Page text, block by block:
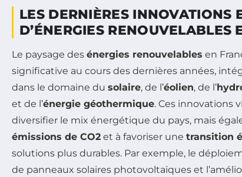
LES DERNIÈRES INNOVATIONS
D’ÉNERGIES RENOUVELABLES
Le paysage des énergies renouvelables en
significative au cours des dernières années,
dans le domaine du solaire, de l’éolien, de l’
et de l’énergie géothermique. Ces innovations
diversifier le mix énergétique du pays, mais
émissions de CO2 et à favoriser une transition
solutions plus durables. Par exemple, le
de panneaux solaires photovoltaïques et